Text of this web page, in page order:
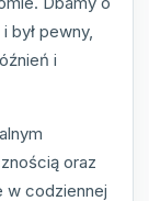
był pewny,
i
oraz
w codziennej